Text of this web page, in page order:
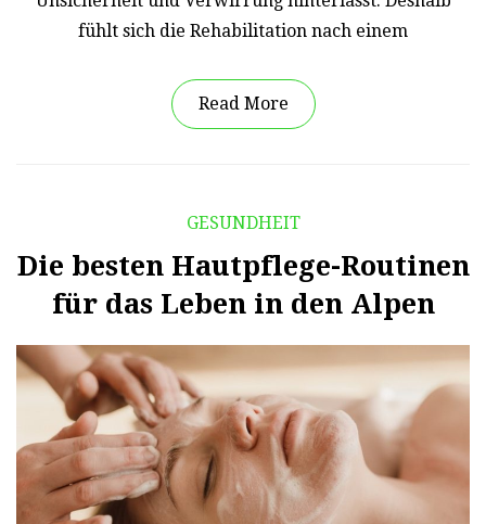
fühlt sich die Rehabilitation nach einem
Read More
GESUNDHEIT
Die besten Hautpflege-Routinen
für das Leben in den Alpen